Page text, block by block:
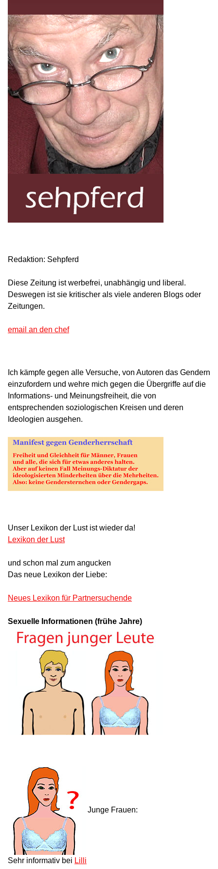
Redaktion: Sehpferd
Diese Zeitung ist werbefrei, unabhängig und liberal.
Deswegen ist sie kritischer als viele anderen Blogs oder
Zeitungen.
email an den chef
Ich kämpfe gegen alle Versuche, von Autoren das Gendern
einzufordern und wehre mich gegen die Übergriffe auf die
Informations- und Meinungsfreiheit, die von
entsprechenden soziologischen Kreisen und deren
Ideologien ausgehen.
Unser Lexikon der Lust ist wieder da!
Lexikon der Lust
und schon mal zum angucken
Das neue Lexikon der Liebe:
Neues Lexikon für Partnersuchende
Sexuelle Informationen (frühe Jahre)
Junge Frauen:
Sehr informativ bei Lilli